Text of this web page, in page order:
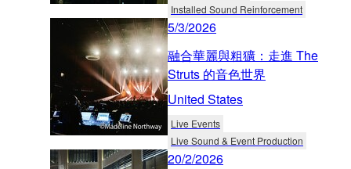
Installed Sound Reinforcement
5/3/2026
融合華麗與粗獷：走進 The
Struts 的音色世界
United States
Live Events
Live Sound & Event Production
20/2/2026